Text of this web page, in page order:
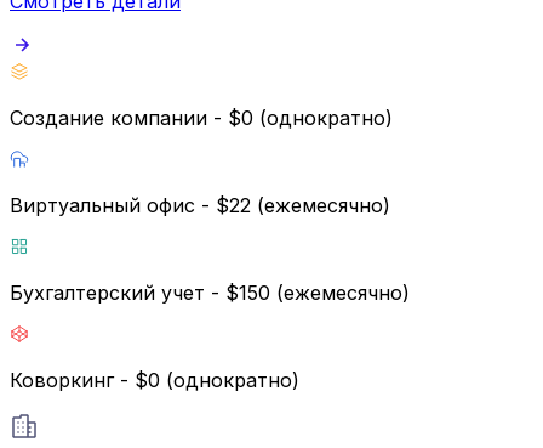
Создание компании - $0 (однократно)
Виртуальный офис - $22 (ежемесячно)
Бухгалтерский учет - $150 (ежемесячно)
Коворкинг - $0 (однократно)